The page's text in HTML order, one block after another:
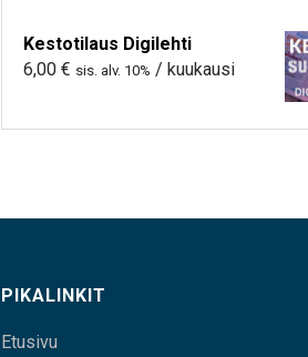
Kestotilaus Digilehti
6,00 € sis. alv. 10% / kuukausi
PIKALINKIT
Etusivu